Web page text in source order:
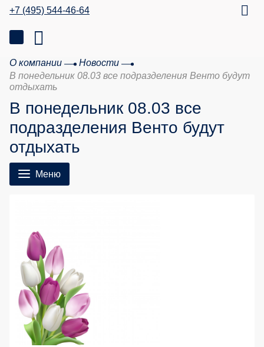
+7 (495) 544-46-64
О компании
Новости
В понедельник 08.03 все подразделения Венто будут
отдыхать
В понедельник 08.03 все
подразделения Венто будут
отдыхать
Меню